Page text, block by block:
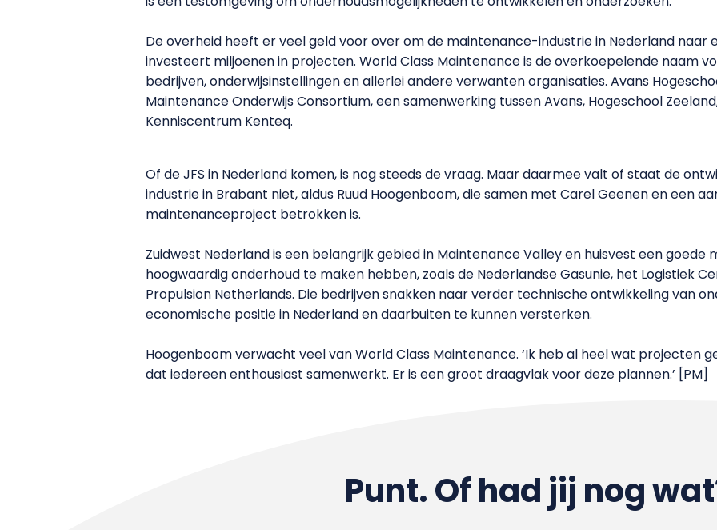
De overheid heeft er veel geld voor over om de maintenance-industrie in Nederland naar
investeert miljoenen in projecten. World Class Maintenance is de overkoepelende naam
bedrijven, onderwijsinstellingen en allerlei andere verwanten organisaties. Avans
Maintenance Onderwijs Consortium, een samenwerking tussen Avans, Hogeschool
Kenniscentrum Kenteq.
Of de JFS in Nederland komen, is nog steeds de vraag. Maar daarmee valt of staat de
industrie in Brabant niet, aldus Ruud Hoogenboom, die samen met Carel Geenen en een
maintenanceproject betrokken is.
Zuidwest Nederland is een belangrijk gebied in Maintenance Valley en huisvest een goede
hoogwaardig onderhoud te maken hebben, zoals de Nederlandse Gasunie, het Logistiek
Propulsion Netherlands. Die bedrijven snakken naar verder technische ontwikkeling van
economische positie in Nederland en daarbuiten te kunnen versterken.
Hoogenboom verwacht veel van World Class Maintenance. ‘Ik heb al heel wat projecten
dat iedereen enthousiast samenwerkt. Er is een groot draagvlak voor deze plannen.’ [PM]
Punt. Of had jij nog